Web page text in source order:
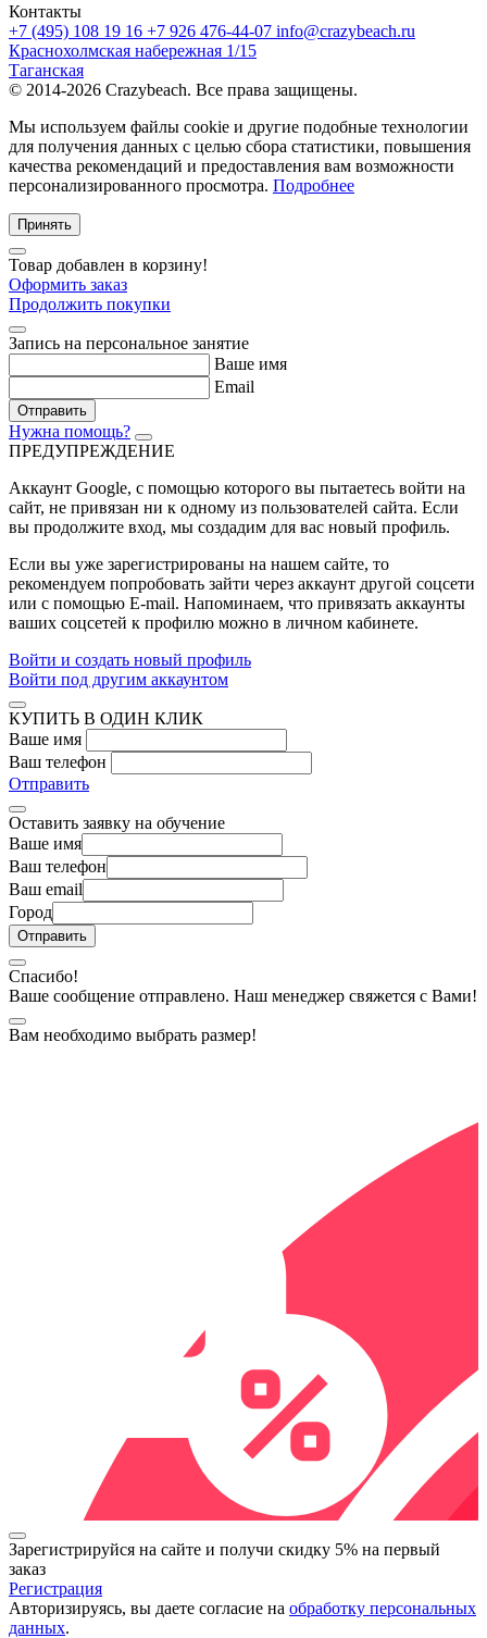
Контакты
+7 (495) 108 19 16 +7 926 476-44-07 info@crazybeach.ru
Краснохолмская набережная 1/15
Таганская
© 2014-2026 Crazybeach. Все права защищены.
Мы используем файлы cookie и другие подобные технологии
для получения данных с целью сбора статистики, повышения
качества рекомендаций и предоставления вам возможности
персонализированного просмотра. Подробнее
Принять
Товар добавлен в корзину!
Оформить заказ
Продолжить покупки
Запись на персональное занятие
Ваше имя
Email
Отправить
Нужна помощь?
ПРЕДУПРЕЖДЕНИЕ
Аккаунт Google, с помощью которого вы пытаетесь войти на
сайт, не привязан ни к одному из пользователей сайта. Если
вы продолжите вход, мы создадим для вас новый профиль.
Если вы уже зарегистрированы на нашем сайте, то
рекомендуем попробовать зайти через аккаунт другой соцсети
или с помощью E-mail. Напоминаем, что привязать аккаунты
ваших соцсетей к профилю можно в личном кабинете.
Войти и создать новый профиль
Войти под другим аккаунтом
КУПИТЬ В ОДИН КЛИК
Ваше имя
Ваш телефон
Отправить
Оставить заявку на обучение
Ваше имя
Ваш телефон
Ваш email
Город
Спасибо!
Ваше сообщение отправлено. Наш менеджер свяжется с Вами!
Вам необходимо выбрать размер!
Зарегистрируйся на сайте и получи скидку 5% на первый
заказ
Регистрация
Авторизируясь, вы даете согласие на обработку персональных
данных.